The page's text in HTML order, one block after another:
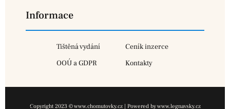
Informace
Tištěná vydání
Ceník inzerce
OOÚ a GDPR
Kontakty
Copyright 2023 © www.chomutovky.cz | Powered by www.legnavsky.cz